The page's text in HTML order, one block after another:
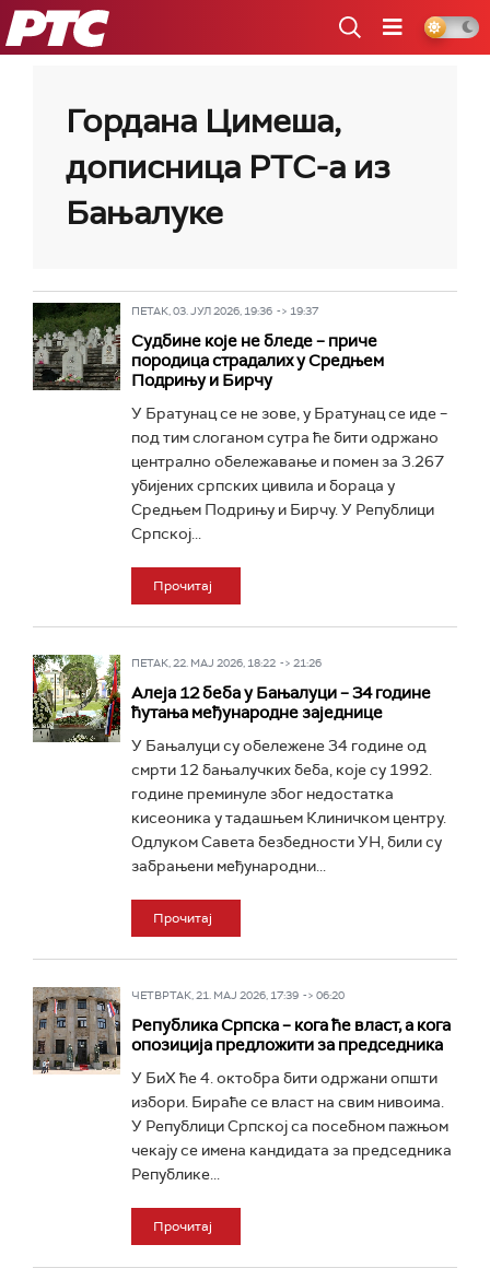
РТС
Гордана Цимеша,
дописница РТС-а из
Бањалуке
ПЕТАК, 03. ЈУЛ 2026, 19:36 -> 19:37
Судбине које не бледе – приче
породица страдалих у Средњем
Подрињу и Бирчу
У Братунац се не зове, у Братунац се иде –
под тим слоганом сутра ће бити одржано
централно обележавање и помен за 3.267
убијених српских цивила и бораца у
Средњем Подрињу и Бирчу. У Републици
Српској...
Прочитај
ПЕТАК, 22. МАЈ 2026, 18:22 -> 21:26
Алеја 12 беба у Бањалуци – 34 године
ћутања међународне заједнице
У Бањалуци су обележене 34 године од
смрти 12 бањалучких беба, које су 1992.
године преминуле због недостатка
кисеоника у тадашњем Клиничком центру.
Одлуком Савета безбедности УН, били су
забрањени међународни...
Прочитај
ЧЕТВРТАК, 21. МАЈ 2026, 17:39 -> 06:20
Република Српска – кога ће власт, а кога
опозиција предложити за председникa
У БиХ ће 4. октобра бити одржани општи
избори. Бираће се власт на свим нивоима.
У Републици Српској са посебном пажњом
чекају се имена кандидата за председника
Републике...
Прочитај